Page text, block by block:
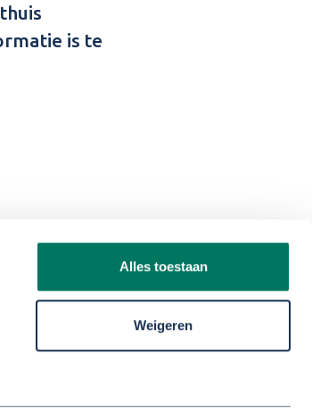
Alles toestaan
Weigeren
is te